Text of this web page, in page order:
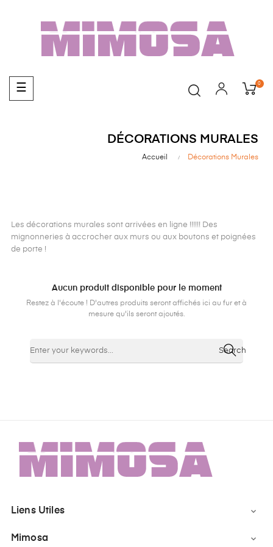
Basculer
la
☰ 0
DÉCORATIONS MURALES
Accueil Décorations Murales
Les décorations murales sont arrivées en ligne !!!!!! Des
mignonneries à accrocher aux murs ou aux boutons et poignées
de porte !
Aucun produit disponible pour le moment
Restez à l'écoute ! D'autres produits seront affichés ici au fur et à
mesure qu'ils seront ajoutés.
Search
Liens Utiles 
Mimosa 